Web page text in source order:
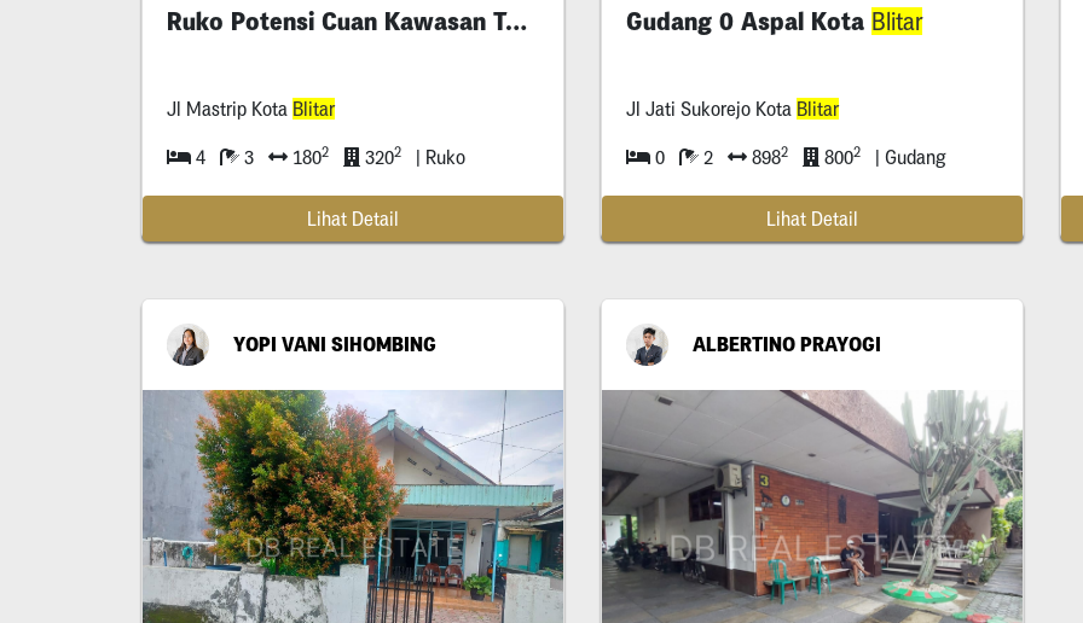
Ruko Potensi Cuan Kawasan Toko & Stasiun
Jl Mastrip Kota Blitar
4 3 1802 3202 | Ruko
Lihat Detail
Gudang 0 Aspal Kota Blitar
Jl Jati Sukorejo Kota Blitar
0 2 8982 8002 | Gudang
Lihat Detail
YOPI VANI SIHOMBING ALBERTINO PRAYOGI